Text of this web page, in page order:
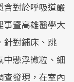
含對於呼吸道嚴
暨高雄醫學大
針對鋪床、跳
中懸浮微粒、細
查發現，在室內